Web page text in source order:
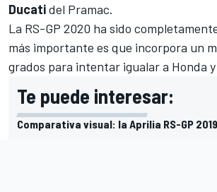
Ducatidel Pramac.
La RS-GP 2020 ha sido
más importante es que incorpora un
grados para intentar igualar a Honda
Te puede interesar:
Comparativa visual: la Aprilia RS-GP